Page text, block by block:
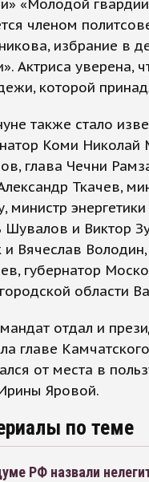
«Молодой
членом
избрание в
Актриса уверена,
которой
также стало
Коми Николай
глава Чечни
Ткачев,
министр
Шувалов и Виктор
и Вячеслав
губернатор
области
отдал и
главе
от места в
Яровой.
по теме
РФ назвали